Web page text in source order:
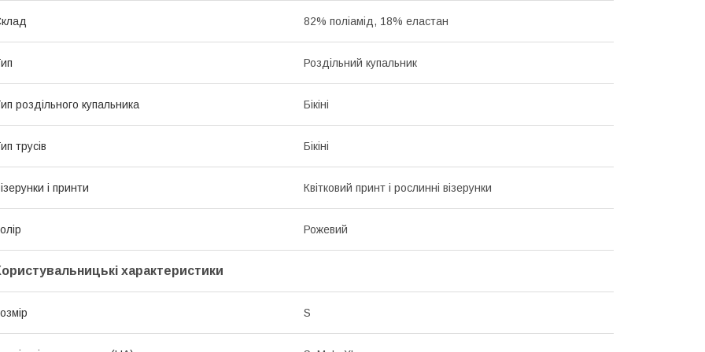
82% поліамід, 18% еластан
Роздільний купальник
роздільного купальника Бікіні
трусів Бікіні
і принти Квітковий принт і рослинні візерунки
Рожевий
характеристики
S